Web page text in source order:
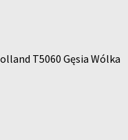
T5060 Gęsia Wólka